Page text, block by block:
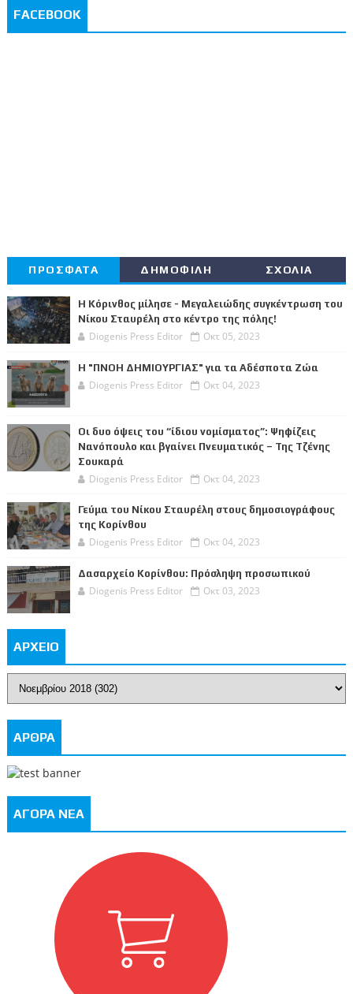
FACEBOOK
ΠΡΟΣΦΑΤΑ ΔΗΜΟΦΙΛΗ ΣΧΟΛΙΑ
Η Κόρινθος μίλησε - Μεγαλειώδης συγκέντρωση του
Νίκου Σταυρέλη στο κέντρο της πόλης!
Diogenis Press Editor Οκτ 05, 2023
Η "ΠΝΟΗ ΔΗΜΙΟΥΡΓΙΑΣ" για τα Αδέσποτα Ζώα
Diogenis Press Editor Οκτ 04, 2023
Οι δυο όψεις του “ίδιου νομίσματος”: Ψηφίζεις
Νανόπουλο και βγαίνει Πνευματικός – Της Τζένης
Σουκαρά
Diogenis Press Editor Οκτ 04, 2023
Γεύμα του Νίκου Σταυρέλη στους δημοσιογράφους
της Κορίνθου
Diogenis Press Editor Οκτ 04, 2023
Δασαρχείο Κορίνθου: Πρόσληψη προσωπικού
Diogenis Press Editor Οκτ 03, 2023
ΑΡΧΕΙΟ
ΑΡΘΡΑ
ΑΓΟΡΑ ΝΕΑ